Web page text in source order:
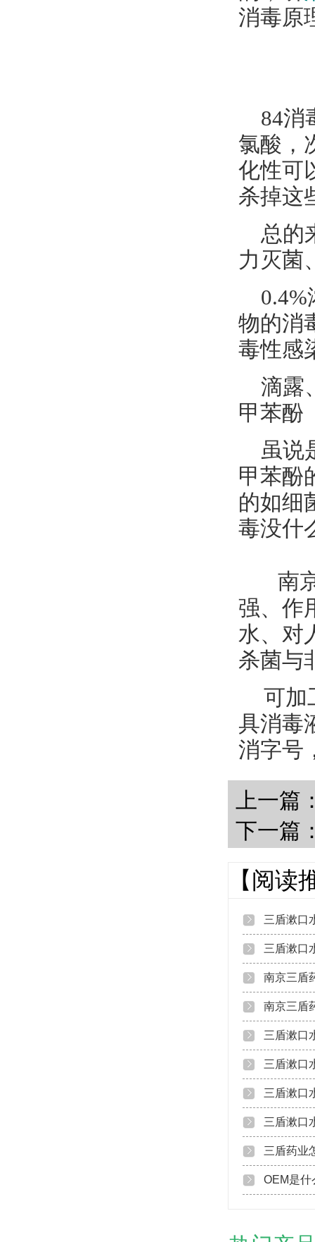
消毒原
84消
氯酸，
化性可
杀掉这
总的
力灭菌
物的消
毒性感
滴露
甲苯酚
虽说
甲苯酚
的如细
毒没什
南
强、作
水、对
杀菌与
可加
具消毒
消字号
上一篇
下一篇
【阅读
三盾漱口
三盾漱口
南京三盾
南京三盾
三盾漱口
三盾漱口
三盾漱口
三盾漱口
三盾药业
OEM是什